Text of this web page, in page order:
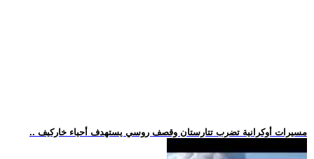
.. مسيرات أوكرانية تضرب تتارستان وقصف روسي يستهدف أحياء خاركيف